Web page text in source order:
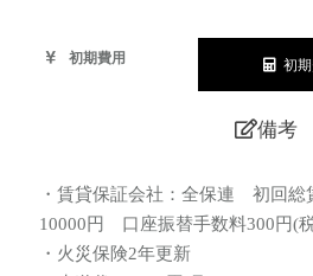
初期費用 初
備考
・賃貸保証会社：全保連 初回
10000円 口座振替手数料300円(
・火災保険2年更新